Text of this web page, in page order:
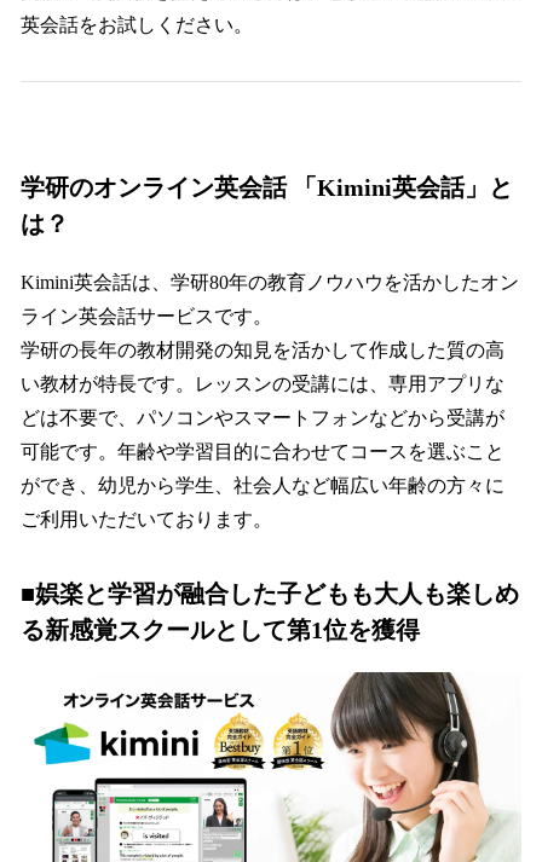
英会話をお試しください。
学研のオンライン英会話 「Kimini英会話」と
は？
Kimini英会話は、学研80年の教育ノウハウを活かしたオン
ライン英会話サービスです。
学研の長年の教材開発の知見を活かして作成した質の高
い教材が特長です。レッスンの受講には、専用アプリな
どは不要で、パソコンやスマートフォンなどから受講が
可能です。年齢や学習目的に合わせてコースを選ぶこと
ができ、幼児から学生、社会人など幅広い年齢の方々に
ご利用いただいております。
■娯楽と学習が融合した子どもも大人も楽しめ
る新感覚スクールとして第1位を獲得